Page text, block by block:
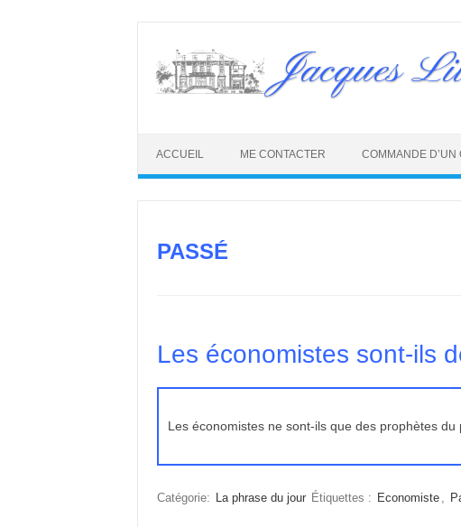
content
Jacques
ACCUEIL ME CONTACTER COMMANDE D’UN
PASSÉ
Les économistes sont-ils
Les économistes ne sont-ils que des prophètes du
Catégorie: La phrase du jour Étiquettes : Economiste ,